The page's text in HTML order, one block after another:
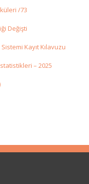
/73
Değişti
Kayıt Kılavuzu
– 2025